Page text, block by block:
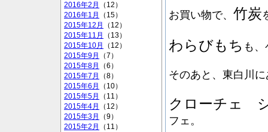
2016年2月
（12）
2016年1月
（15）
2015年12月
（12）
2015年11月
（13）
2015年10月
（12）
2015年9月
（7）
2015年8月
（6）
2015年7月
（8）
2015年6月
（10）
2015年5月
（11）
2015年4月
（12）
2015年3月
（9）
2015年2月
（11）
お買い物で、 竹炭
わらびもち も
そのあと、東白川
クローチェ
フェ。